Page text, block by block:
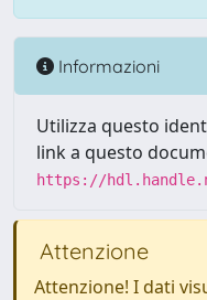
Informazioni
Utilizza questo
link a questo
https://
Attenzione
Attenzione! I dati